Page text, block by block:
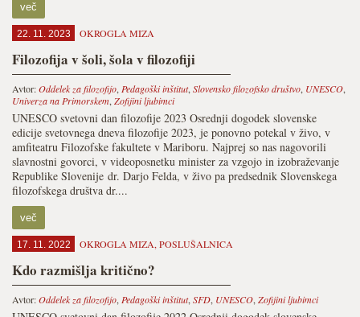
več
22. 11. 2023 OKROGLA MIZA
Filozofija v šoli, šola v filozofiji
Avtor:Oddelek za filozofijo, Pedagoški inštitut, Slovensko filozofsko društvo, UNESCO,
Univerza na Primorskem, Zofijini ljubimci
UNESCO svetovni dan filozofije 2023 Osrednji dogodek slovenske
edicije svetovnega dneva filozofije 2023, je ponovno potekal v živo, v
amfiteatru Filozofske fakultete v Mariboru. Najprej so nas nagovorili
slavnostni govorci, v videoposnetku minister za vzgojo in izobraževanje
Republike Slovenije dr. Darjo Felda, v živo pa predsednik Slovenskega
filozofskega društva dr....
več
17. 11. 2022 OKROGLA MIZA, POSLUŠALNICA
Kdo razmišlja kritično?
Avtor:Oddelek za filozofijo, Pedagoški inštitut, SFD, UNESCO, Zofijini ljubimci